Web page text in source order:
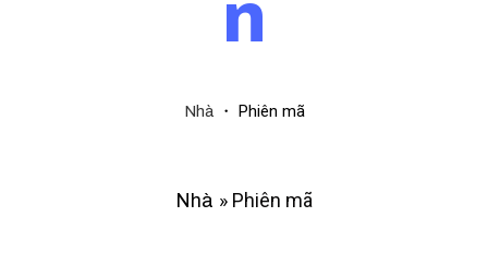
n
Nhà・ Phiên mã
Nhà » Phiên mã